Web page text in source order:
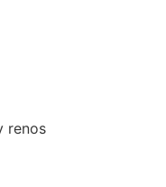
renos